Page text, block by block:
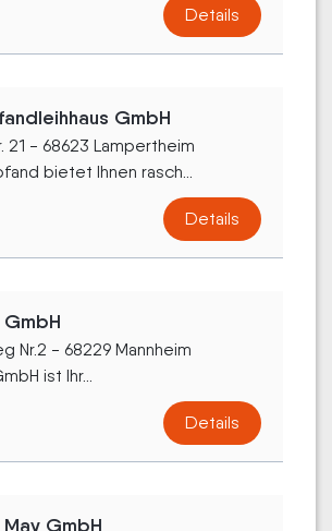
Details
GmbH
21 - 68623 Lampertheim
bietet Ihnen rasch...
Details
GmbH
Nr.2 - 68229 Mannheim
ist Ihr...
Details
GmbH